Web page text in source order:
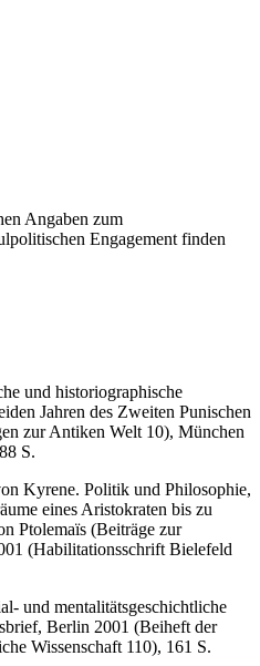
Angaben zum
Engagement finden
und historiographische
Jahren des Zweiten Punischen
zur Antiken Welt 10), München
S.
Kyrene. Politik und Philosophie,
eines Aristokraten bis zu
Ptolemaïs (Beiträge zur
(Habilitationsschrift Bielefeld
und mentalitätsgeschichtliche
Berlin 2001 (Beiheft der
Wissenschaft 110), 161 S.